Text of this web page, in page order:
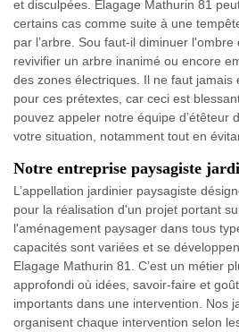
et disculpées. Elagage Mathurin 81
certains cas comme suite à une
par l’arbre. Sou faut-il diminuer l'ombre
revivifier un arbre inanimé ou encore
des zones électriques. Il ne faut jamais
pour ces prétextes, car ceci est
pouvez appeler notre équipe d’étêteur
votre situation, notamment tout en
Notre entreprise paysagiste
L’appellation jardinier paysagiste
pour la réalisation d'un projet portant
l'aménagement paysager dans tous
capacités sont variées et se
Elagage Mathurin 81. C’est un métier
approfondi où idées, savoir-faire et
importants dans une intervention. Nos
organisent chaque intervention selon